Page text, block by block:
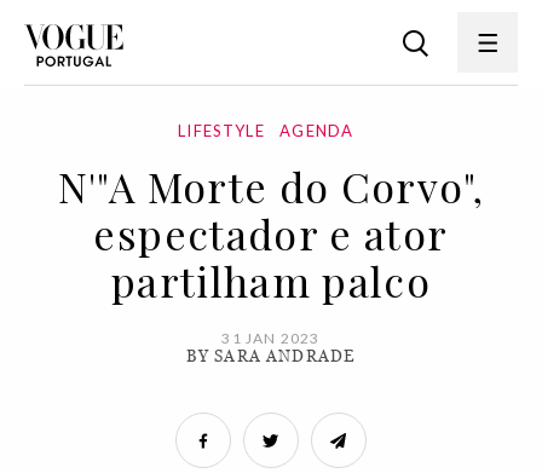
LIFESTYLE AGENDA
N'"A Morte do Corvo",
espectador e ator
partilham palco
31 JAN 2023
BY SARA ANDRADE